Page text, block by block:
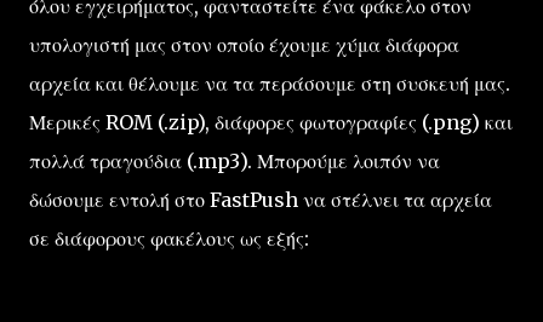
όλου εγχειρήματος, φανταστείτε ένα φάκελο στον
υπολογιστή μας στον οποίο έχουμε χύμα διάφορα
αρχεία και θέλουμε να τα περάσουμε στη συσκευή μας.
Μερικές ROM (.zip), διάφορες φωτογραφίες (.png) και
πολλά τραγούδια (.mp3). Μπορούμε λοιπόν να
δώσουμε εντολή στο FastPush να στέλνει τα αρχεία
σε διάφορους φακέλους ως εξής: